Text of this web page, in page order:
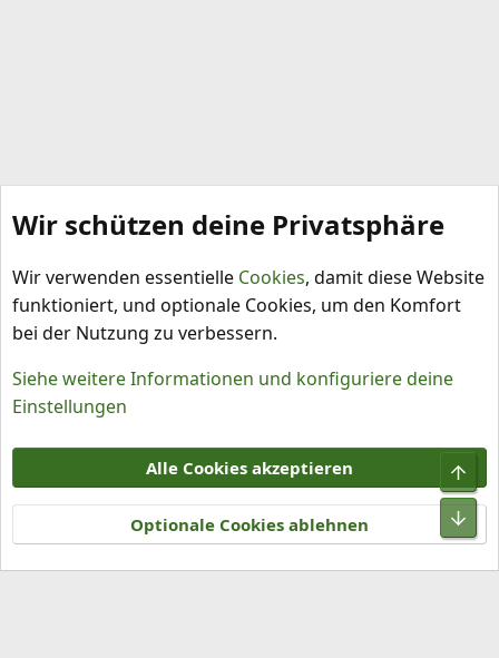
Capsicum annuum
Nutzungsbedingungen
Datenschutz
Hilfe und Impressum
R
S
S
Community platform by XenForo® © 2010-2026 XenForo Ltd.
Wir schützen deine Privatsphäre
Wir verwenden essentielle Cookies, damit diese Website
funktioniert, und optionale Cookies, um den Komfort
bei der Nutzung zu verbessern.
Siehe weitere Informationen und konfiguriere deine
Einstellungen
Alle Cookies akzeptieren
Optionale Cookies ablehnen